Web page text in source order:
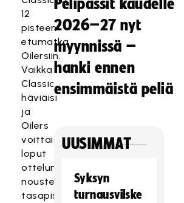
12
pisteen
etumatka
Oilersiin.
Vaikka
Classic
häviäisi
ja
Oilers
voittaisi
loput
ottelunsa
nousten
tasapisteisiin,
Pelipassit kaudelle
2026–27 nyt
myynnissä –
hanki ennen
ensimmäistä peliä
UUSIMMAT
Syksyn
turnausvilske